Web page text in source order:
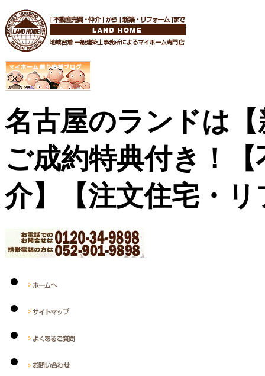
名古屋のランドは
ご成約特典付き！
介】【注文住宅・